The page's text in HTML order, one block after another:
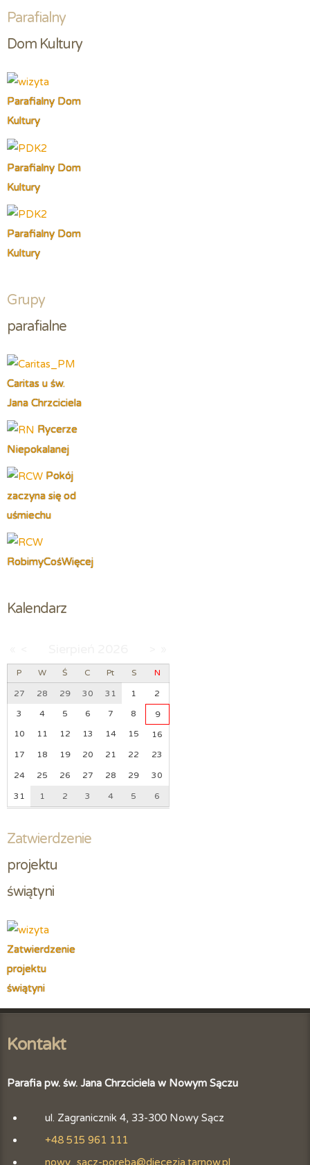
Parafialny
Dom Kultury
Parafialny Dom
Kultury
Parafialny Dom
Kultury
Parafialny Dom
Kultury
Grupy
parafialne
Caritas u św.
Jana Chrzciciela
Rycerze
Niepokalanej
Pokój
zaczyna się od
uśmiechu
RobimyCośWięcej
Kalendarz
P W Ś C Pt S N
27 28 29 30 31 1 2
3 4 5 6 7 8
9
10
11 12 13 14 15 16
17 18 19 20 21 22 23
24 25 26 27 28 29 30
31 1 2 3 4 5 6
Zatwierdzenie
projektu
świątyni
Zatwierdzenie
projektu
świątyni
Kontakt
Parafia pw. św. Jana Chrzciciela w Nowym Sączu
ul. Zagranicznik 4, 33-300 Nowy Sącz
+48 515 961 111
nowy_sacz-poreba@diecezja.tarnow.pl